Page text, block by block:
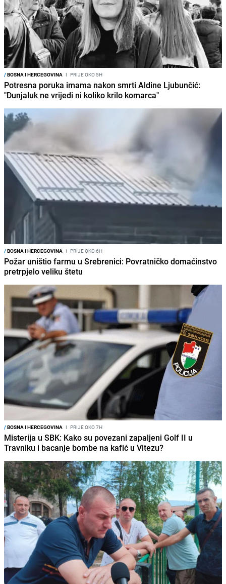
/BOSNA I HERCEGOVINA I PRIJE OKO 5H
Potresna poruka imama nakon smrti Aldine Ljubunčić:
"Dunjaluk ne vrijedi ni koliko krilo komarca"
/BOSNA I HERCEGOVINA I PRIJE OKO 6H
Požar uništio farmu u Srebrenici: Povratničko domaćinstvo
pretrpjelo veliku štetu
/BOSNA I HERCEGOVINA I PRIJE OKO 7H
Misterija u SBK: Kako su povezani zapaljeni Golf II u
Travniku i bacanje bombe na kafić u Vitezu?